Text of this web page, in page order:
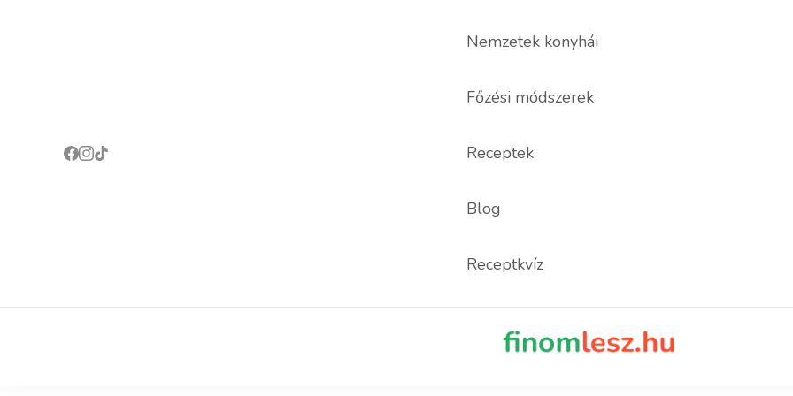
Nemzetek konyhái
Főzési módszerek
Receptek
Blog
Receptkvíz